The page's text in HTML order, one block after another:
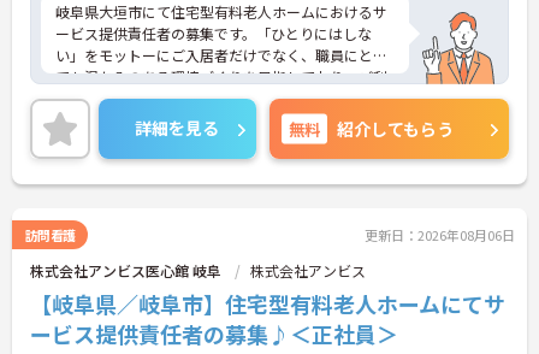
岐阜県大垣市にて住宅型有料老人ホームにおけるサ
ービス提供責任者の募集です。「ひとりにはしな
い」をモットーにご入居者だけでなく、職員にとっ
ても温かみのある環境づくりを目指しており、ご利
用者一人ひとりに寄り添ってサービスを提供してい
ただける方を募集しています。サービス提供責任者
の経験がなくスタートされた方も多数いらっしゃい
ます。
ご興味のある方には、面接対策ポイントなど、さら
さい！
詳細を見る 無料 紹介してもらう
訪問看護 更新日：2026年08月06日
株式会社アンビス医心館 岐阜 株式会社アンビス
【岐阜県／岐阜市】住宅型有料老人ホームにてサ
ービス提供責任者の募集♪＜正社員＞